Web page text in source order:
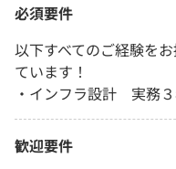
必須要件
以下すべてのご経験を
ています！
・インフラ設計 実務
歓迎要件